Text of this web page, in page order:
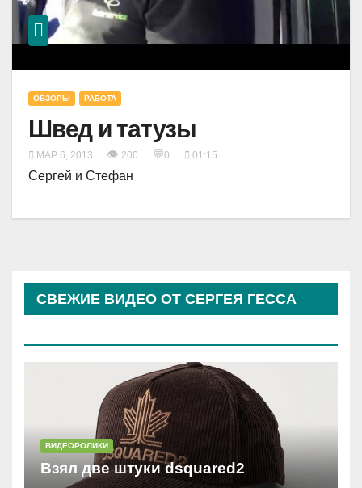
ОБЗОРЫ РАБОТА
Швед и татузы
МАР 6, 2013 👁 200 💬0 01:15
Сергей и Стефан
СВЕЖИЕ ВИДЕО ОТ СЕРГЕЯ ГЕССА
ВИДЕОРОЛИКИ
Взял две штуки dsquared2